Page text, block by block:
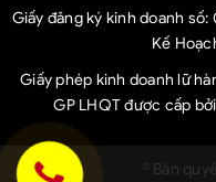
Giấy đăng ký kinh doanh số:
Kế
Giấy phép kinh doanh lữ
GP LHQT được cấp
© Bản